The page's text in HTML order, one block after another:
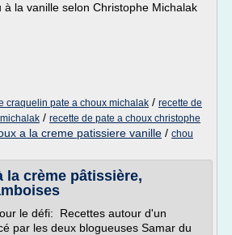
à la vanille selon Christophe Michalak
craquelin pate a choux michalak / recette de
/ recette de pate a choux christophe
a la creme patissiere vanille / chou
la crème pâtissière,
le défi: Recettes autour d'un
par les deux blogueuses Samar du